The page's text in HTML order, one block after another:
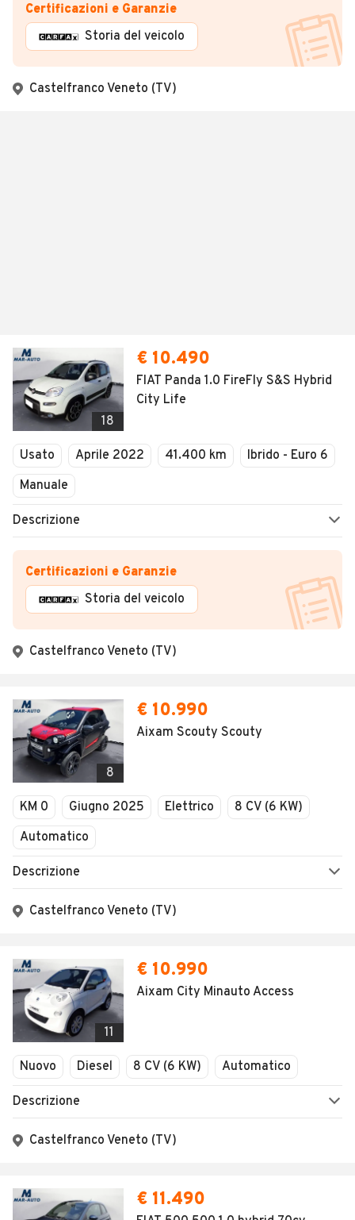
Certificazioni e Garanzie
Storia del veicolo
Castelfranco Veneto (TV)
18
€ 10.490
FIAT Panda 1.0 FireFly S&S Hybrid
City Life
Usato Aprile 2022 41.400 km
Ibrido - Euro 6
Manuale
Descrizione
Certificazioni e Garanzie
Storia del veicolo
Castelfranco Veneto (TV)
8
€ 10.990
Aixam Scouty Scouty
KM 0 Giugno 2025 Elettrico
8 CV (6 KW)
Automatico
Descrizione
Castelfranco Veneto (TV)
11
€ 10.990
Aixam City Minauto Access
Nuovo Diesel 8 CV (6 KW) Automatico
Descrizione
Castelfranco Veneto (TV)
€ 11.490